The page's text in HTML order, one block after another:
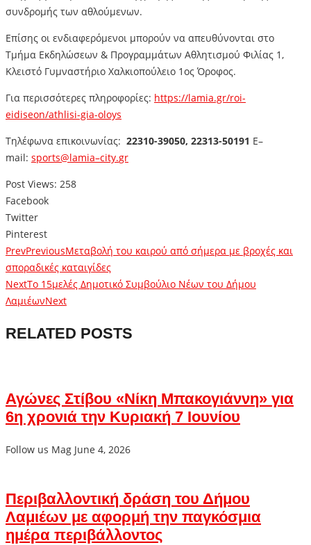
συνδρομής των αθλούμενων.
Επίσης οι ενδιαφερόμενοι μπορούν να απευθύνονται στο
Τμήμα Εκδηλώσεων & Προγραμμάτων Αθλητισμού Φιλίας 1,
Κλειστό Γυμναστήριο Χαλκιοπούλειο 1ος Όροφος.
Για περισσότερες πληροφορίες: https://lamia.gr/roi-
eidiseon/athlisi-gia-oloys
Τηλέφωνα επικοινωνίας: 22310-39050, 22313-50191 E–
mail: sports@lamia–city.gr
Post Views: 258
Facebook
Twitter
Pinterest
PrevPreviousΜεταβολή του καιρού από σήμερα με βροχές και
σποραδικές καταιγίδες
NextTο 15μελές Δημοτικό Συμβούλιο Νέων του Δήμου
ΛαμιέωνNext
RELATED POSTS
Αγώνες Στίβου «Νίκη Μπακογιάννη» για
6η χρονιά την Κυριακή 7 Ιουνίου
Follow us Mag June 4, 2026
Περιβαλλοντική δράση του Δήμου
Λαμιέων με αφορμή την παγκόσμια
ημέρα περιβάλλοντος